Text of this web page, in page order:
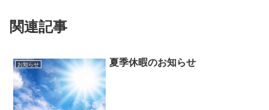
関連記事
お知らせ 夏季休暇のお知らせ